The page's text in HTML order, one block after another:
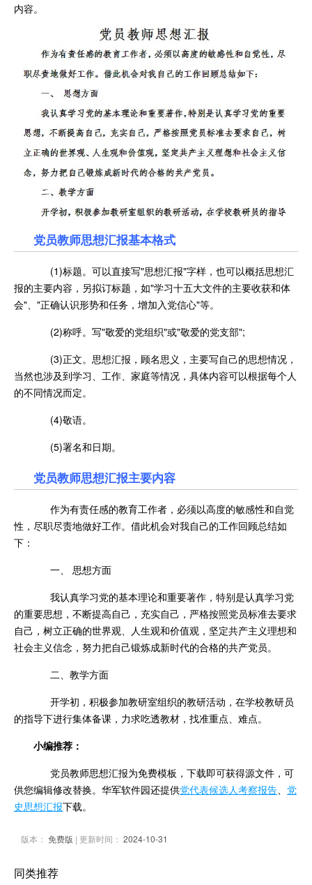
内容。
党员教师思想汇报基本格式
(1)标题。可以直接写"思想汇报"字样，也可以概括思想汇
报的主要内容，另拟订标题，如"学习十五大文件的主要收获和体
会"、"正确认识形势和任务，增加入党信心"等。
(2)称呼。写"敬爱的党组织"或"敬爱的党支部";
(3)正文。思想汇报，顾名思义，主要写自己的思想情况，
当然也涉及到学习、工作、家庭等情况，具体内容可以根据每个人
的不同情况而定。
(4)敬语。
(5)署名和日期。
党员教师思想汇报主要内容
作为有责任感的教育工作者，必须以高度的敏感性和自觉
性，尽职尽责地做好工作。借此机会对我自己的工作回顾总结如
下：
一、 思想方面
我认真学习党的基本理论和重要著作，特别是认真学习党
的重要思想，不断提高自己，充实自己，严格按照党员标准去要求
自己，树立正确的世界观、人生观和价值观，坚定共产主义理想和
社会主义信念，努力把自己锻炼成新时代的合格的共产党员。
二、教学方面
开学初，积极参加教研室组织的教研活动，在学校教研员
的指导下进行集体备课，力求吃透教材，找准重点、难点。
小编推荐：
党员教师思想汇报为免费模板，下载即可获得源文件，可
供您编辑修改替换。华军软件园还提供党代表候选人考察报告、 党
史思想汇报下载。
版本： 免费版 | 更新时间： 2024-10-31
同类推荐